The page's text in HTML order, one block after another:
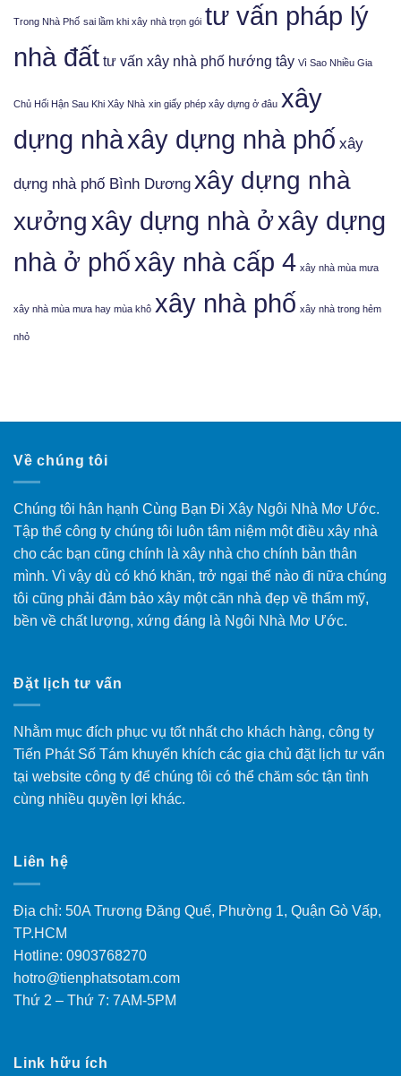
Trong Nhà Phố sai lầm khi xây nhà trọn gói tư vấn pháp lý
nhà đất tư vấn xây nhà phố hướng tây Vì Sao Nhiều Gia
Chủ Hối Hận Sau Khi Xây Nhà xin giấy phép xây dựng ở đâu xây
dựng nhàxây dựng nhà phố xây
dựng nhà phố Bình Dương xây dựng nhà
xưởngxây dựng nhà ởxây dựng
nhà ở phốxây nhà cấp 4 xây nhà mùa mưa
xây nhà mùa mưa hay mùa khô xây nhà phố xây nhà trong hẻm
nhỏ
Về chúng tôi
Chúng tôi hân hạnh Cùng Bạn Đi Xây Ngôi Nhà Mơ Ước.
Tập thể công ty chúng tôi luôn tâm niệm một điều xây nhà
cho các bạn cũng chính là xây nhà cho chính bản thân
mình. Vì vậy dù có khó khăn, trở ngại thế nào đi nữa chúng
tôi cũng phải đảm bảo xây một căn nhà đẹp về thẩm mỹ,
bền về chất lượng, xứng đáng là Ngôi Nhà Mơ Ước.
Đặt lịch tư vấn
Nhằm mục đích phục vụ tốt nhất cho khách hàng, công ty
Tiến Phát Số Tám khuyến khích các gia chủ đặt lịch tư vấn
tại website công ty để chúng tôi có thể chăm sóc tận tình
cùng nhiều quyền lợi khác.
Liên hệ
Địa chỉ: 50A Trương Đăng Quế, Phường 1, Quận Gò Vấp,
TP.HCM
Hotline: 0903768270
hotro@tienphatsotam.com
Thứ 2 – Thứ 7: 7AM-5PM
Link hữu ích